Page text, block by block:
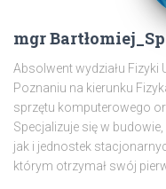
mgr
Absolwent wydziału Fizyki
Poznaniu na kierunku
sprzętu komputerowego
Specjalizuje się w
jak i jednostek
którym otrzymał swój